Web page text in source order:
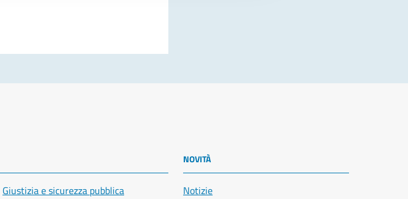
Giustizia e sicurezza pubblica
NOVITÀ
Notizie